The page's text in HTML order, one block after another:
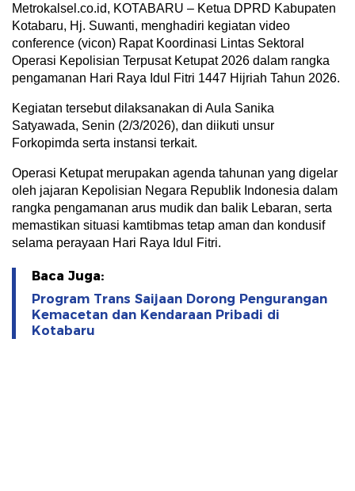
Metrokalsel.co.id, KOTABARU – Ketua DPRD Kabupaten
Kotabaru, Hj. Suwanti, menghadiri kegiatan video
conference (vicon) Rapat Koordinasi Lintas Sektoral
Operasi Kepolisian Terpusat Ketupat 2026 dalam rangka
pengamanan Hari Raya Idul Fitri 1447 Hijriah Tahun 2026.
Kegiatan tersebut dilaksanakan di Aula Sanika
Satyawada, Senin (2/3/2026), dan diikuti unsur
Forkopimda serta instansi terkait.
Operasi Ketupat merupakan agenda tahunan yang digelar
oleh jajaran Kepolisian Negara Republik Indonesia dalam
rangka pengamanan arus mudik dan balik Lebaran, serta
memastikan situasi kamtibmas tetap aman dan kondusif
selama perayaan Hari Raya Idul Fitri.
Baca Juga:
Program Trans Saijaan Dorong Pengurangan
Kemacetan dan Kendaraan Pribadi di
Kotabaru